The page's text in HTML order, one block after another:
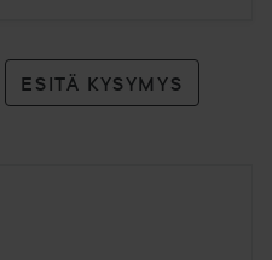
ESITÄ KYSYMYS